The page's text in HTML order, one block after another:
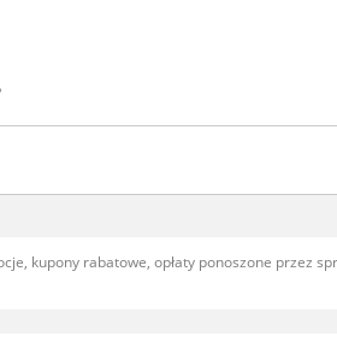
kupony rabatowe, opłaty ponoszone przez